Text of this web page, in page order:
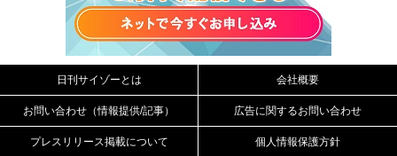
日刊サイゾーとは 会社概要
お問い合わせ（情報提供/記事） 広告に関するお問い合わせ
プレスリリース掲載について 個人情報保護方針